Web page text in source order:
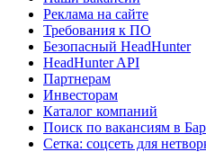
Реклама на сайте
Требования к ПО
Безопасный HeadHunter
HeadHunter API
Партнерам
Инвесторам
Каталог компаний
Поиск по вакансиям в
Сетка: соцсеть для